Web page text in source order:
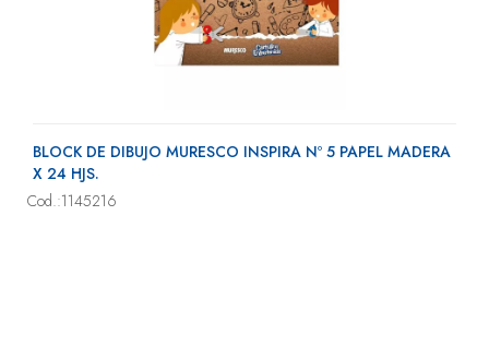
BLOCK DE DIBUJO MURESCO INSPIRA Nº 5 PAPEL MADERA
X 24 HJS.
Cod.:1145216